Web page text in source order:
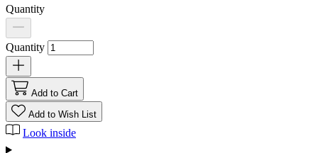
Quantity
Quantity
Add to Cart
Add to Wish List
Look inside